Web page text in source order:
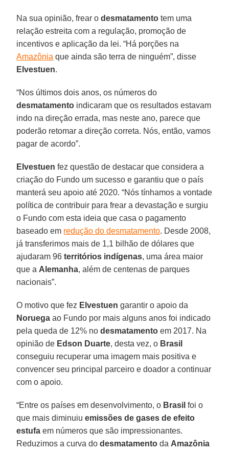
Na sua opinião, frear odesmatamento tem uma
relação estreita com a regulação, promoção de
incentivos e aplicação da lei. “Há porções na
Amazônia que ainda são terra de ninguém”, disse
Elvestuen.
“Nos últimos dois anos, os números do
desmatamento indicaram que os resultados estavam
indo na direção errada, mas neste ano, parece que
poderão retomar a direção correta. Nós, então, vamos
pagar de acordo”.
Elvestuen fez questão de destacar que considera a
criação do Fundo um sucesso e garantiu que o país
manterá seu apoio até 2020. “Nós tínhamos a vontade
política de contribuir para frear a devastação e surgiu
o Fundo com esta ideia que casa o pagamento
baseado em redução do desmatamento. Desde 2008,
já transferimos mais de 1,1 bilhão de dólares que
ajudaram 96territórios indígenas, uma área maior
que a Alemanha, além de centenas de parques
nacionais”.
O motivo que fez Elvestuen garantir o apoio da
Noruega ao Fundo por mais alguns anos foi indicado
pela queda de 12% nodesmatamento em 2017. Na
opinião de Edson Duarte, desta vez, o Brasil
conseguiu recuperar uma imagem mais positiva e
convencer seu principal parceiro e doador a continuar
com o apoio.
“Entre os países em desenvolvimento, o Brasil foi o
que mais diminuiuemissões de gases de efeito
estufa em números que são impressionantes.
Reduzimos a curva dodesmatamento da Amazônia